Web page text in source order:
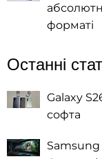
форматі
Останні
Galaxy
софта
Samsung